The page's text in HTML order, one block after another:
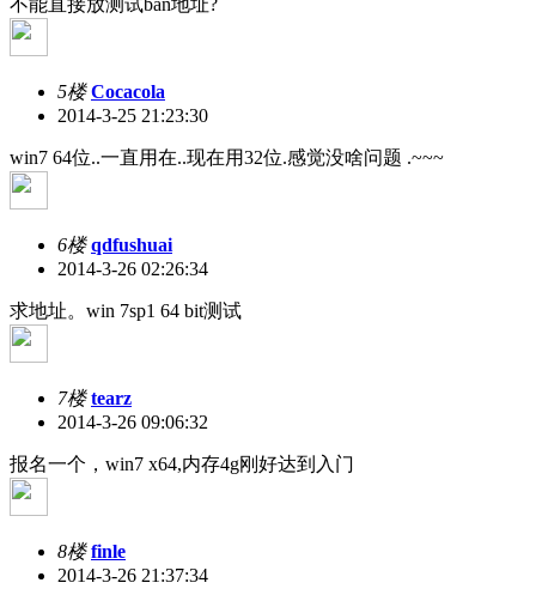
5楼 Cocacola
2014-3-25 21:23:30
win7 64位..一直用在..现在用32位.感觉没啥问题 .~~~
6楼 qdfushuai
2014-3-26 02:26:34
求地址。win 7sp1 64 bit测试
7楼 tearz
2014-3-26 09:06:32
报名一个，win7 x64,内存4g刚好达到入门
8楼 finle
2014-3-26 21:37:34